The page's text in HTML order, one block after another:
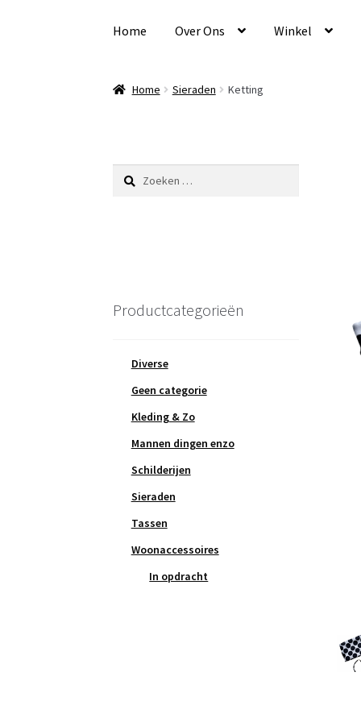
door
naar
Home Over Ons Winkel
Home Sieraden Ketting
Zoeken
naar:
Productcategorieën
Diverse
Geen categorie
Kleding & Zo
Mannen dingen enzo
Schilderijen
Sieraden
Tassen
Woonaccessoires
In opdracht